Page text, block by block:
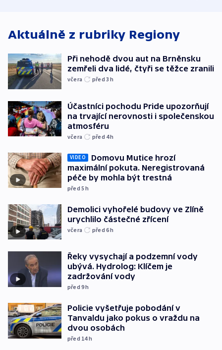
Aktuálně z rubriky Regiony
Při nehodě dvou aut na Brněnsku
zemřeli dva lidé, čtyři se těžce zranili
včera před 3h
Účastníci pochodu Pride upozorňují
na trvající nerovnosti i společenskou
atmosféru
včera před 4h
VIDEO
Domovu Mutice hrozí
maximální pokuta. Neregistrovaná
péče by mohla být trestná
před 5h
Demolici vyhořelé budovy ve Zlíně
urychlilo částečné zřícení
včera před 6h
Řeky vysychají a podzemní vody
ubývá. Hydrolog: Klíčem je
zadržování vody
před 9h
Policie vyšetřuje pobodání v
Tanvaldu jako pokus o vraždu na
dvou osobách
před 14h